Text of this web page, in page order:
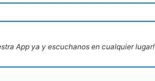
App ya y escuchanos en cualquier lugar!